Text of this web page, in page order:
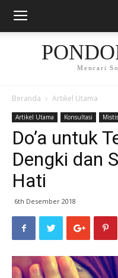
Mencari
Beranda Artikel Utama
Artikel Utama Konsultasi Mistis
Do’a untuk
Dengki dan
Hati
6th Desember 2018